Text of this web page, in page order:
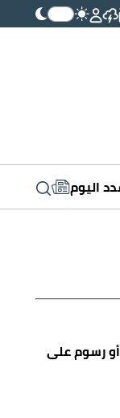
اليوم
رسوم على